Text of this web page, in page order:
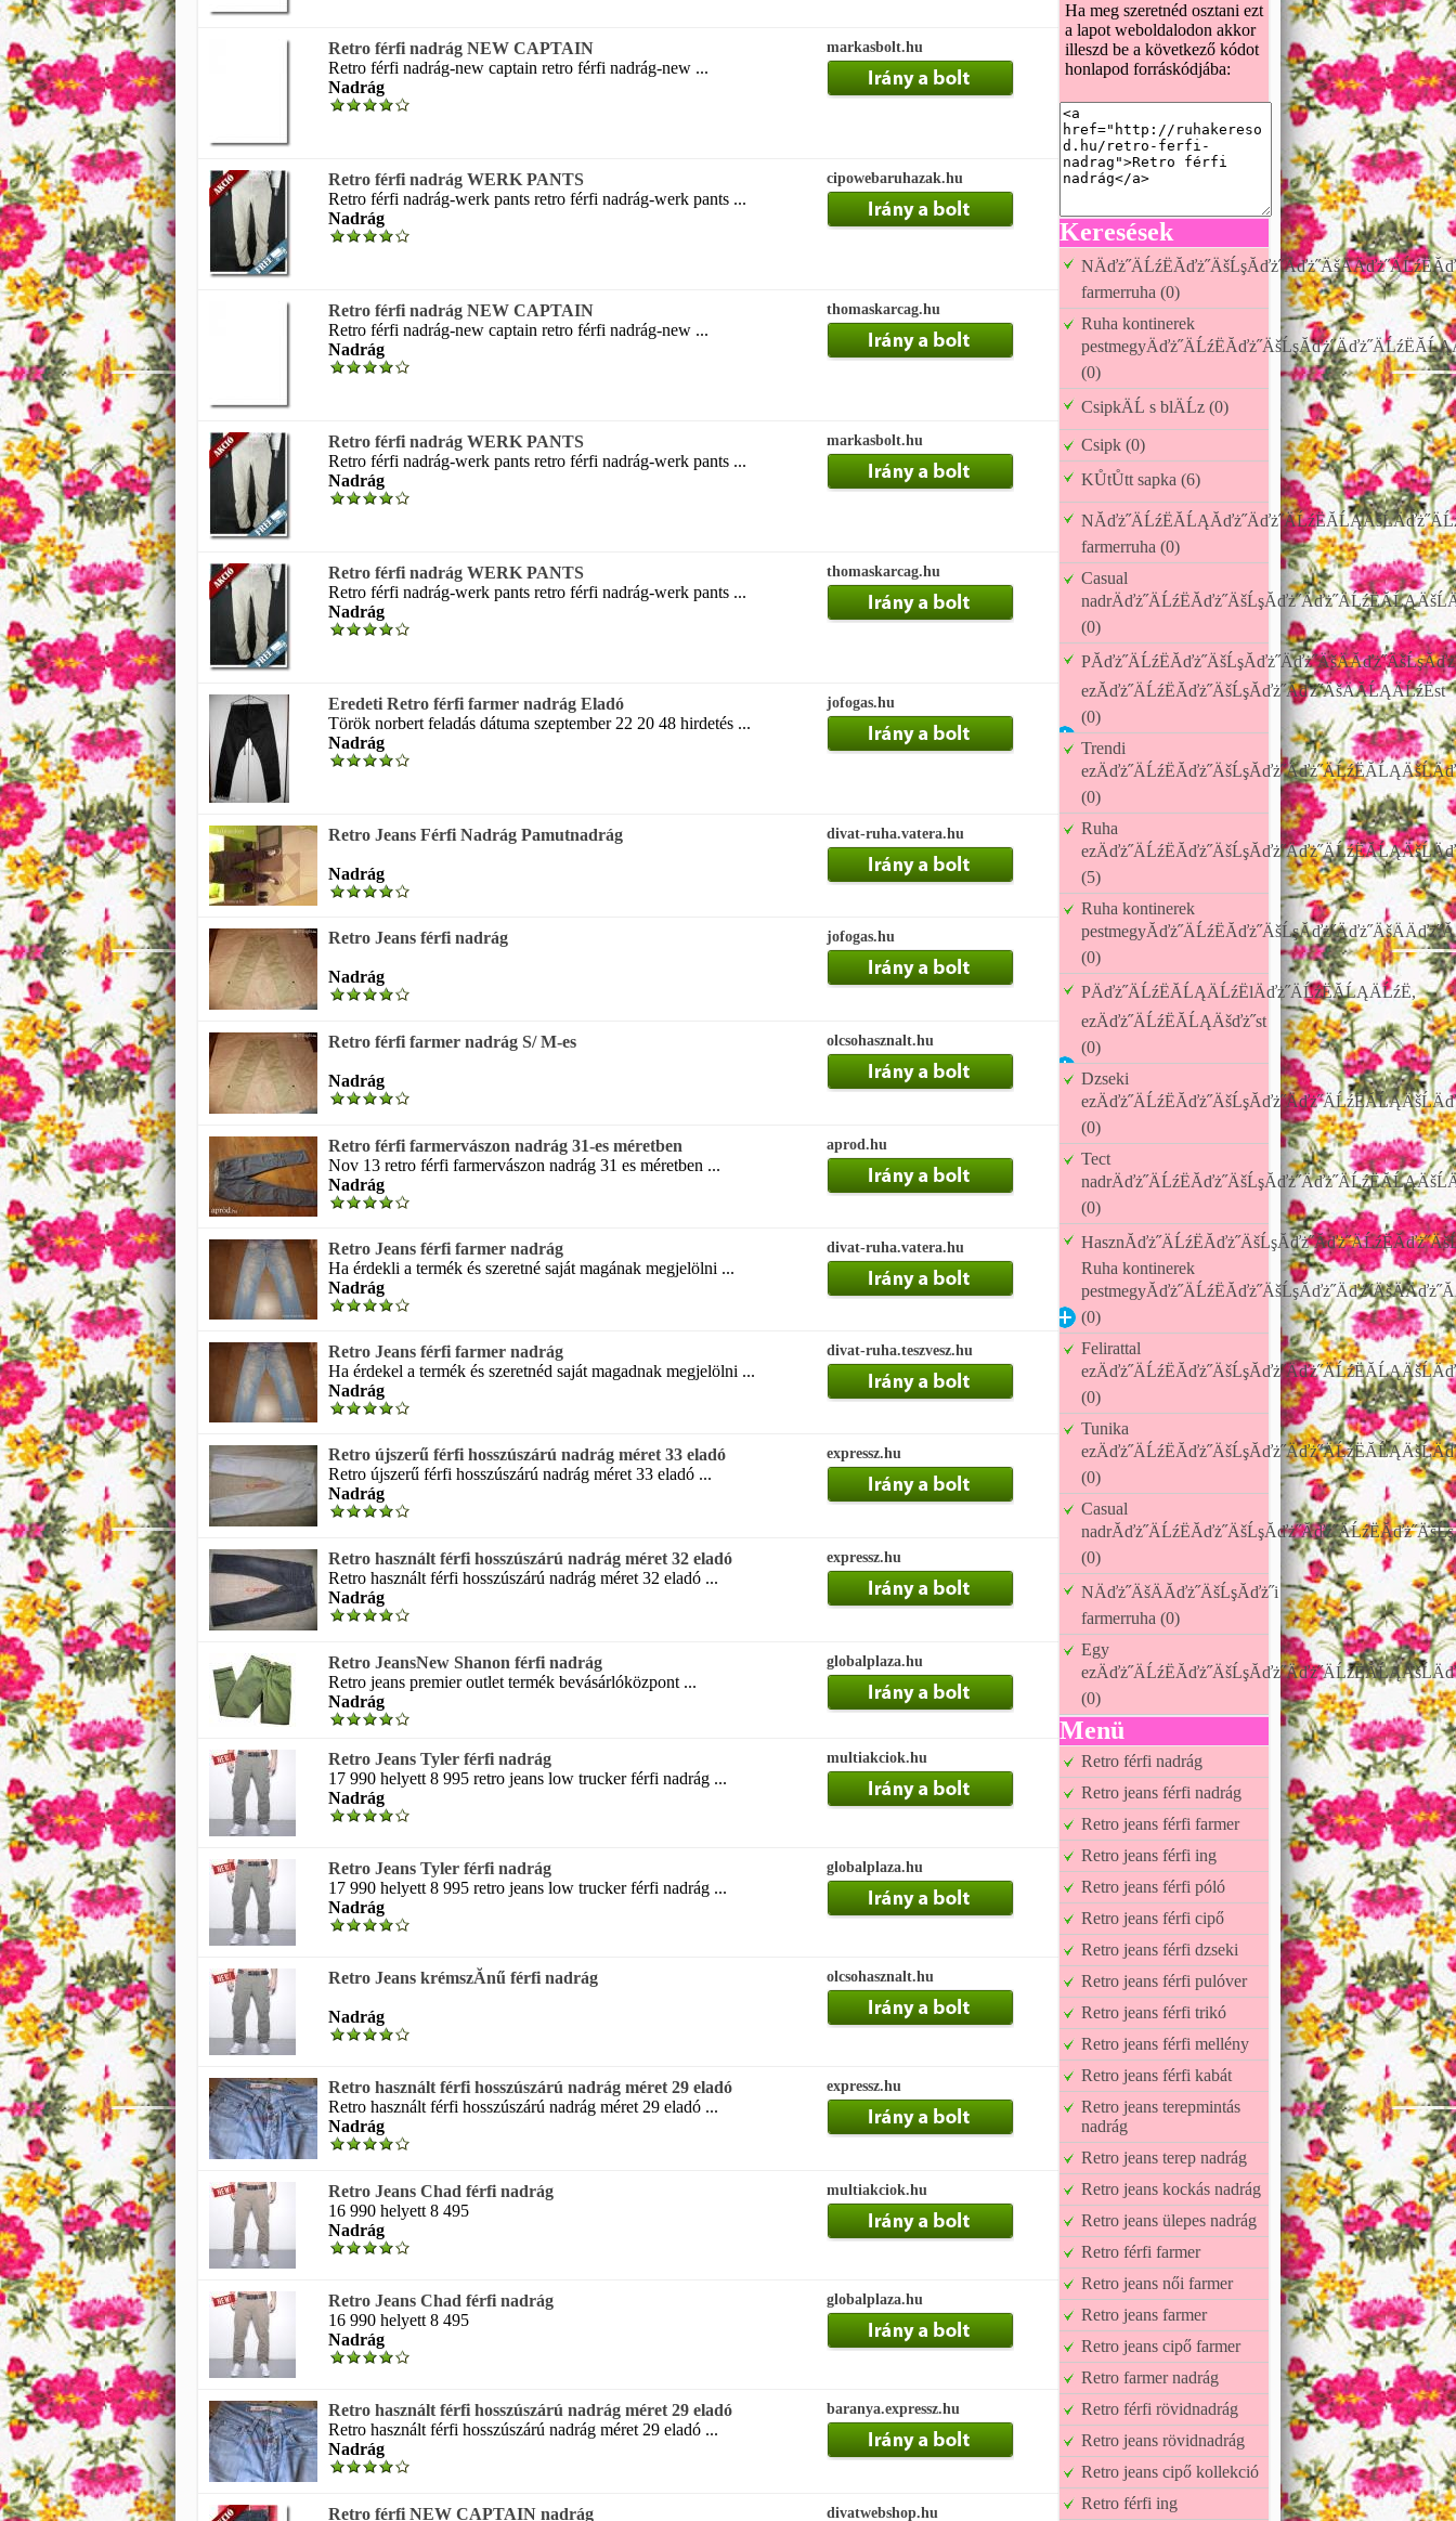
Retro férfi nadrág NEW CAPTAIN
Retro férfi nadrág-new captain retro férfi nadrág-new ...
Nadrág
markasbolt.hu
Retro férfi nadrág WERK PANTS
Retro férfi nadrág-werk pants retro férfi nadrág-werk pants ...
Nadrág
cipowebaruhazak.hu
Retro férfi nadrág NEW CAPTAIN
Retro férfi nadrág-new captain retro férfi nadrág-new ...
Nadrág
thomaskarcag.hu
Retro férfi nadrág WERK PANTS
Retro férfi nadrág-werk pants retro férfi nadrág-werk pants ...
Nadrág
markasbolt.hu
Retro férfi nadrág WERK PANTS
Retro férfi nadrág-werk pants retro férfi nadrág-werk pants ...
Nadrág
thomaskarcag.hu
Eredeti Retro férfi farmer nadrág Eladó
Török norbert feladás dátuma szeptember 22 20 48 hirdetés ...
Nadrág
jofogas.hu
Retro Jeans Férfi Nadrág Pamutnadrág
Nadrág
divat-ruha.vatera.hu
Retro Jeans férfi nadrág
Nadrág
jofogas.hu
Retro férfi farmer nadrág S/ M-es
Nadrág
olcsohasznalt.hu
Retro férfi farmervászon nadrág 31-es méretben
Nov 13 retro férfi farmervászon nadrág 31 es méretben ...
Nadrág
aprod.hu
Retro Jeans férfi farmer nadrág
Ha érdekli a termék és szeretné saját magának megjelölni ...
Nadrág
divat-ruha.vatera.hu
Retro Jeans férfi farmer nadrág
Ha érdekel a termék és szeretnéd saját magadnak megjelölni ...
Nadrág
divat-ruha.teszvesz.hu
Retro újszerű férfi hosszúszárú nadrág méret 33 eladó
Retro újszerű férfi hosszúszárú nadrág méret 33 eladó ...
Nadrág
expressz.hu
Retro használt férfi hosszúszárú nadrág méret 32 eladó
Retro használt férfi hosszúszárú nadrág méret 32 eladó ...
Nadrág
expressz.hu
Retro JeansNew Shanon férfi nadrág
Retro jeans premier outlet termék bevásárlóközpont ...
Nadrág
globalplaza.hu
Retro Jeans Tyler férfi nadrág
17 990 helyett 8 995 retro jeans low trucker férfi nadrág ...
Nadrág
multiakciok.hu
Retro Jeans Tyler férfi nadrág
17 990 helyett 8 995 retro jeans low trucker férfi nadrág ...
Nadrág
globalplaza.hu
Retro Jeans krémszĂ­nű férfi nadrág
Nadrág
olcsohasznalt.hu
Retro használt férfi hosszúszárú nadrág méret 29 eladó
Retro használt férfi hosszúszárú nadrág méret 29 eladó ...
Nadrág
expressz.hu
Retro Jeans Chad férfi nadrág
16 990 helyett 8 495
Nadrág
multiakciok.hu
Retro Jeans Chad férfi nadrág
16 990 helyett 8 495
Nadrág
globalplaza.hu
Retro használt férfi hosszúszárú nadrág méret 29 eladó
Retro használt férfi hosszúszárú nadrág méret 29 eladó ...
Nadrág
baranya.expressz.hu
Retro férfi NEW CAPTAIN nadrág divatwebshop.hu
Ha meg szeretnéd osztani ezt
a lapot weboldalodon akkor
illeszd be a következő kódot
honlapod forráskódjába:
Keresések
farmerruha (0)
Ruha kontinerek
(0)
CsipkÄĹ s blÄĹz (0)
Csipk (0)
KŮtŮtt sapka (6)
farmerruha (0)
Casual
(0)
ezĂďż˝ÄĹźËĂďż˝ÄšĹşĂďż˝Äďż˝ÄšÄĂĹĄÄĹźËst
(0)
Trendi
(0)
Ruha
(5)
Ruha kontinerek
(0)
PÄďż˝ÄĹźËĂĹĄÄĹźËlÄďż˝ÄĹźËĂĹĄÄĹźË,
ezÄďż˝ÄĹźËĂĹĄÄšďż˝st
(0)
Dzseki
(0)
Tect
(0)
Ruha kontinerek
(0)
Felirattal
(0)
Tunika
(0)
Casual
(0)
NÄďż˝ÄšÄĂďż˝ÄšĹşĂďż˝i
farmerruha (0)
Egy
(0)
Menü
Retro férfi nadrág
Retro jeans férfi nadrág
Retro jeans férfi farmer
Retro jeans férfi ing
Retro jeans férfi póló
Retro jeans férfi cipő
Retro jeans férfi dzseki
Retro jeans férfi pulóver
Retro jeans férfi trikó
Retro jeans férfi mellény
Retro jeans férfi kabát
Retro jeans terepmintás
nadrág
Retro jeans terep nadrág
Retro jeans kockás nadrág
Retro jeans ülepes nadrág
Retro férfi farmer
Retro jeans női farmer
Retro jeans farmer
Retro jeans cipő farmer
Retro farmer nadrág
Retro férfi rövidnadrág
Retro jeans rövidnadrág
Retro jeans cipő kollekció
Retro férfi ing